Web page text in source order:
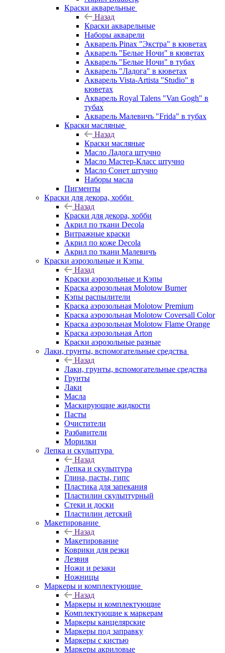
Краски акварельные
Назад
Краски акварельные
Наборы акварели
Акварель Pinax "Экстра" в кюветах
Акварель "Белые Ночи" в кюветах
Акварель "Белые Ночи" в тубах
Акварель "Ладога" в кюветах
Акварель Vista-Artista "Studio" в
кюветах
Акварель Royal Talens "Van Gogh" в
тубах
Акварель Малевичъ "Frida" в тубах
Краски масляные
Назад
Краски масляные
Масло Ладога штучно
Масло Мастер-Класс штучно
Масло Сонет штучно
Наборы масла
Пигменты
Краски для декора, хобби
Назад
Краски для декора, хобби
Акрил по ткани Decola
Витражные краски
Акрил по коже Decola
Акрил по ткани Малевичъ
Краски аэрозольные и Кэпы
Назад
Краски аэрозольные и Кэпы
Краска аэрозольная Molotow Burner
Кэпы распылители
Краска аэрозольная Molotow Premium
Краска аэрозольная Molotow Coversall Color
Краска аэрозольная Molotow Flame Orange
Краска аэрозольная Arton
Краски аэрозольные разные
Лаки, грунты, вспомогательные средства
Назад
Лаки, грунты, вспомогательные средства
Грунты
Лаки
Масла
Маскирующие жидкости
Пасты
Очистители
Разбавители
Морилки
Лепка и скульптура
Назад
Лепка и скульптура
Глина, пасты, гипс
Пластика для запекания
Пластилин скульптурный
Стеки и доски
Пластилин детский
Макетирование
Назад
Макетирование
Коврики для резки
Лезвия
Ножи и резаки
Ножницы
Маркеры и комплектующие
Назад
Маркеры и комплектующие
Комплектующие к маркерам
Маркеры канцелярские
Маркеры под заправку
Маркеры с кистью
Маркеры акриловые